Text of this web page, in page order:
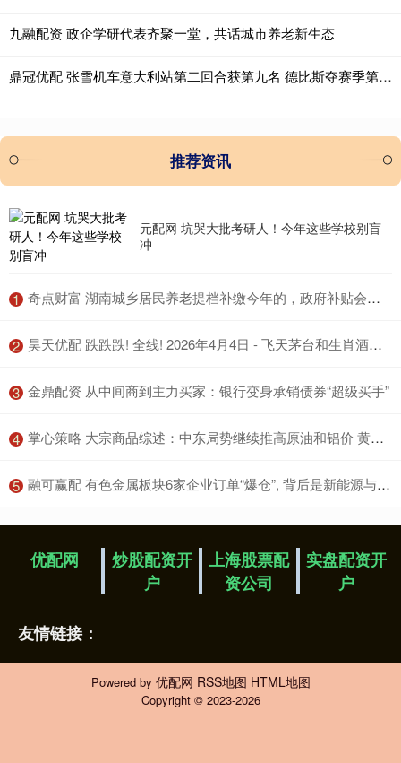
九融配资 政企学研代表齐聚一堂，共话城市养老新生态
鼎冠优配 张雪机车意大利站第二回合获第九名 德比斯夺赛季第六冠
推荐资讯
元配网 坑哭大批考研人！今年这些学校别盲
冲
1 ​奇点财富 湖南城乡居民养老提档补缴今年的，政府补贴会增加吗？真相是这样
2 ​昊天优配 跌跌跌! 全线! 2026年4月4日 - 飞天茅台和生肖酒每日行情价格
3 ​金鼎配资 从中间商到主力买家：银行变身承销债券“超级买手”
4 ​掌心策略 大宗商品综述：中东局势继续推高原油和铝价 黄金小幅下跌
5 ​融可赢配 有色金属板块6家企业订单“爆仓”, 背后是新能源与AI的双重红利
优配网
炒股配资开
户
上海股票配
资公司
实盘配资开
户
友情链接：
Powered by 优配网 RSS地图 HTML地图
Copyright © 2023-2026